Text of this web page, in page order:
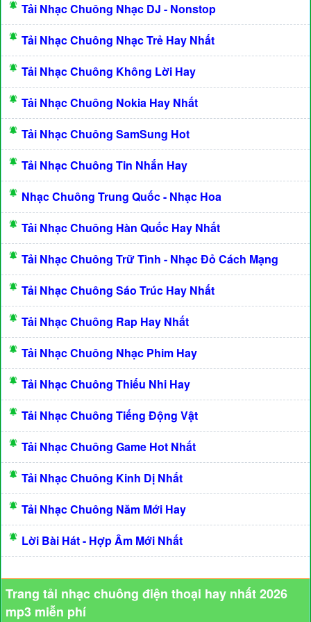
Tải Nhạc Chuông Nhạc DJ - Nonstop
Tải Nhạc Chuông Nhạc Trẻ Hay Nhất
Tải Nhạc Chuông Không Lời Hay
Tải Nhạc Chuông Nokia Hay Nhất
Tải Nhạc Chuông SamSung Hot
Tải Nhạc Chuông Tin Nhắn Hay
Nhạc Chuông Trung Quốc - Nhạc Hoa
Tải Nhạc Chuông Hàn Quốc Hay Nhất
Tải Nhạc Chuông Trữ Tình - Nhạc Đỏ Cách Mạng
Tải Nhạc Chuông Sáo Trúc Hay Nhất
Tải Nhạc Chuông Rap Hay Nhất
Tải Nhạc Chuông Nhạc Phim Hay
Tải Nhạc Chuông Thiếu Nhi Hay
Tải Nhạc Chuông Tiếng Động Vật
Tải Nhạc Chuông Game Hot Nhất
Tải Nhạc Chuông Kinh Dị Nhất
Tải Nhạc Chuông Năm Mới Hay
Lời Bài Hát - Hợp Âm Mới Nhất
Trang tải nhạc chuông điện thoại hay nhất 2026
mp3 miễn phí